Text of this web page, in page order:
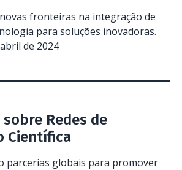
fronteiras na integração de
para soluções inovadoras.
de 2024
Redes de
Científica
parcerias globais para promover